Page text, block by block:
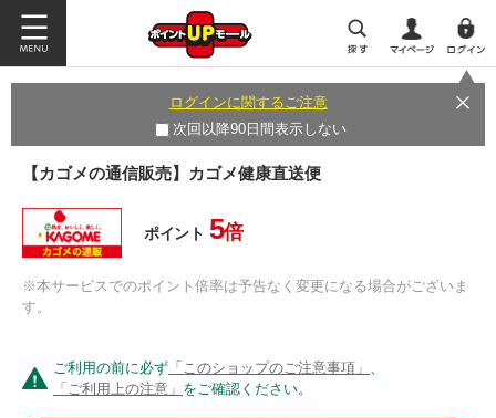
ログインに関するご注意
次回以降90日間表示しない
【カゴメの通信販売】カゴメ健康直送便
ポイント 5倍
※本サービスでのポイント倍率は予告なく変更になる場合がございま
す。
ご利用の前に必ず 「このショップのご注意事項」 、
「ご利用上の注意」 をご確認ください。